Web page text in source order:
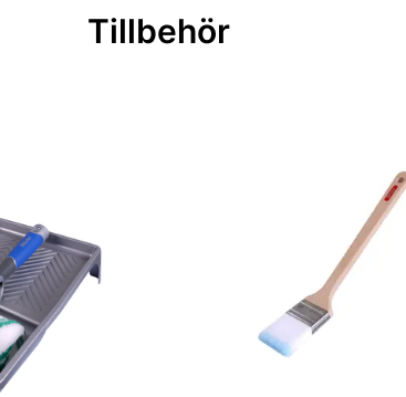
Tillbehör